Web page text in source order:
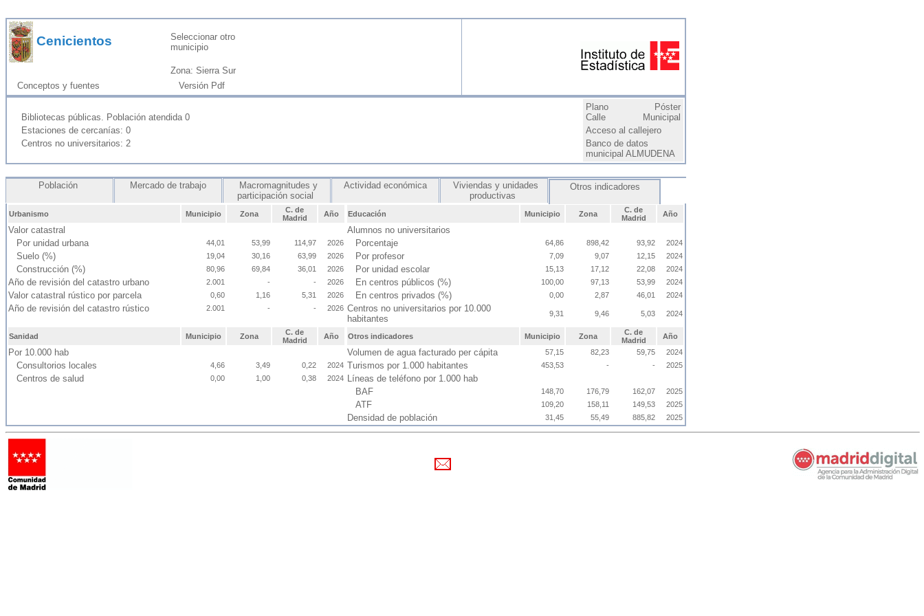
Cenicientos
Seleccionar otro
municipio
Zona: Sierra Sur
Conceptos y fuentes
Versión Pdf
Bibliotecas públicas. Población atendida 0
Estaciones de cercanías: 0
Centros no universitarios: 2
Plano
Calle
Póster
Municipal
Acceso al callejero
Banco de datos
municipal ALMUDENA
Población Mercado de trabajo
Macromagnitudes y
participación social
Actividad económica
Viviendas y unidades
productivas
Otros indicadores
Urbanismo Municipio Zona
C. de
Madrid
Año
Valor catastral
Por unidad urbana
44,01 53,99 114,97 2026
Suelo (%) 19,04 30,16 63,99 2026
Construcción (%) 80,96 69,84 36,01 2026
Año de revisión del catastro urbano 2.001 - - 2026
Valor catastral rústico por parcela 0,60 1,16 5,31 2026
Año de revisión del catastro rústico 2.001 - - 2026
Educación Municipio Zona
C. de
Madrid
Año
Alumnos no universitarios
Porcentaje
64,86 898,42 93,92 2024
Por profesor 7,09 9,07 12,15 2024
Por unidad escolar 15,13 17,12 22,08 2024
En centros públicos (%) 100,00 97,13 53,99 2024
En centros privados (%) 0,00 2,87 46,01 2024
Centros no universitarios por 10.000
habitantes
9,31 9,46 5,03 2024
Sanidad Municipio Zona
C. de
Madrid
Año
Por 10.000 hab
Consultorios locales
4,66 3,49 0,22 2024
Centros de salud 0,00 1,00 0,38 2024
Otros indicadores Municipio Zona
C. de
Madrid
Año
Volumen de agua facturado per cápita 57,15 82,23 59,75 2024
Turismos por 1.000 habitantes 453,53 - - 2025
Líneas de teléfono por 1.000 hab
BAF
148,70 176,79 162,07 2025
ATF 109,20 158,11 149,53 2025
Densidad de población 31,45 55,49 885,82 2025